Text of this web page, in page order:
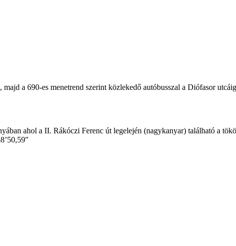
a 690-es menetrend szerint közlekedő autóbusszal a Diófasor
ahol a II. Rákóczi Ferenc út legelején (nagykanyar) található a